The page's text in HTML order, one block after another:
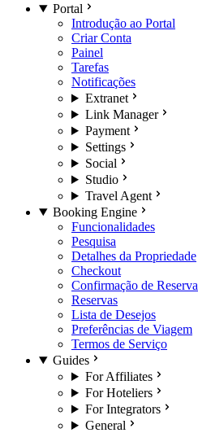
Portal
Introdução ao Portal
Criar Conta
Painel
Tarefas
Notificações
Extranet
Link Manager
Payment
Settings
Social
Studio
Travel Agent
Booking Engine
Funcionalidades
Pesquisa
Detalhes da Propriedade
Checkout
Confirmação de Reserva
Reservas
Lista de Desejos
Preferências de Viagem
Termos de Serviço
Guides
For Affiliates
For Hoteliers
For Integrators
General